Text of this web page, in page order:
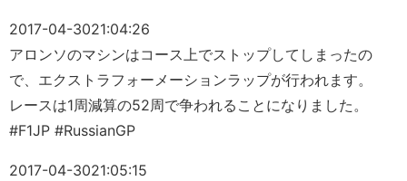
2017-04-3021:04:26
アロンソのマシンはコース上でストップしてしまったの
で、エクストラフォーメーションラップが行われます。
レースは1周減算の52周で争われることになりました。
#F1JP #RussianGP
2017-04-3021:05:15